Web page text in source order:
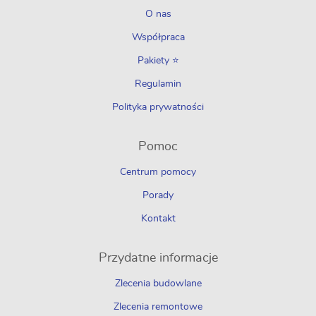
O nas
Współpraca
Pakiety ⭐
Regulamin
Polityka prywatności
Pomoc
Centrum pomocy
Porady
Kontakt
Przydatne informacje
Zlecenia budowlane
Zlecenia remontowe